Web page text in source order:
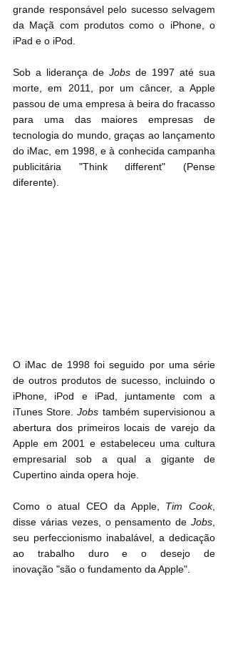
grande responsável pelo sucesso selvagem
da Maçã com produtos como o iPhone, o
iPad e o iPod.
Sob a liderança de Jobs de 1997 até sua
morte, em 2011, por um câncer, a Apple
passou de uma empresa à beira do fracasso
para uma das maiores empresas de
tecnologia do mundo, graças ao lançamento
do iMac, em 1998, e à conhecida campanha
publicitária "Think different" (Pense
diferente).
O iMac de 1998 foi seguido por uma série
de outros produtos de sucesso, incluindo o
iPhone, iPod e iPad, juntamente com a
iTunes Store. Jobs também supervisionou a
abertura dos primeiros locais de varejo da
Apple em 2001 e estabeleceu uma cultura
empresarial sob a qual a gigante de
Cupertino ainda opera hoje.
Como o atual CEO da Apple, Tim Cook,
disse várias vezes, o pensamento de Jobs
seu perfeccionismo inabalável, a dedicação
ao trabalho duro e o desejo de
inovação "são o fundamento da Apple".